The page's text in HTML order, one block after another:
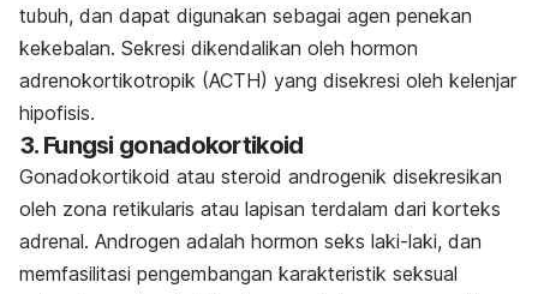
tubuh, dan dapat digunakan sebagai agen penekan
kekebalan. Sekresi dikendalikan oleh hormon
adrenokortikotropik (ACTH) yang disekresi oleh kelenjar
hipofisis.
3. Fungsi gonadokortikoid
Gonadokortikoid atau steroid androgenik disekresikan
oleh zona retikularis atau lapisan terdalam dari korteks
adrenal. Androgen adalah hormon seks laki-laki, dan
memfasilitasi pengembangan karakteristik seksual